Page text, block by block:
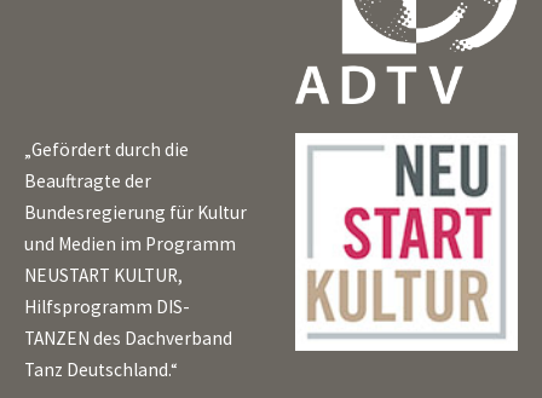
„Gefördert durch die
Beauftragte der
Bundesregierung für Kultur
und Medien im Programm
NEUSTART KULTUR,
Hilfsprogramm DIS-
TANZEN des Dachverband
Tanz Deutschland.“